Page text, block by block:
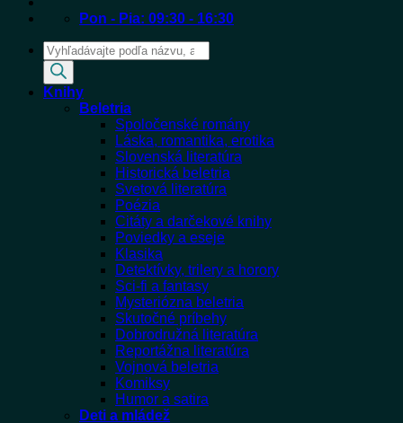
Pon - Pia: 09:30 - 16:30
Products
search
Knihy
Beletria
Spoločenské romány
Láska, romantika, erotika
Slovenská literatúra
Historická beletria
Svetová literatúra
Poézia
Citáty a darčekové knihy
Poviedky a eseje
Klasika
Detektívky, trilery a horory
Sci-fi a fantasy
Mysteriózna beletria
Skutočné príbehy
Dobrodružná literatúra
Reportážna literatúra
Vojnová beletria
Komiksy
Humor a satira
Deti a mládež